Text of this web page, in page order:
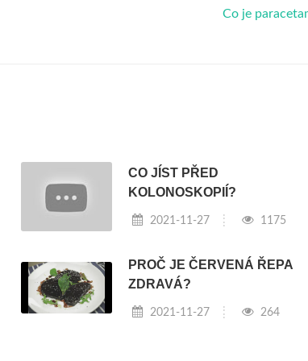
Co je
CO JÍST PŘED
KOLONOSKOPIÍ?
2021-11-27 1175
PROČ JE ČERVENÁ ŘEPA
ZDRAVÁ?
2021-11-27 264